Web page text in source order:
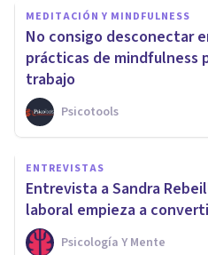
MEDITACIÓN Y MINDFULNESS
No consigo desconectar
prácticas de mindfulness
trabajo
Psicotools
ENTREVISTAS
Entrevista a Sandra
laboral empieza a
Psicología Y Mente